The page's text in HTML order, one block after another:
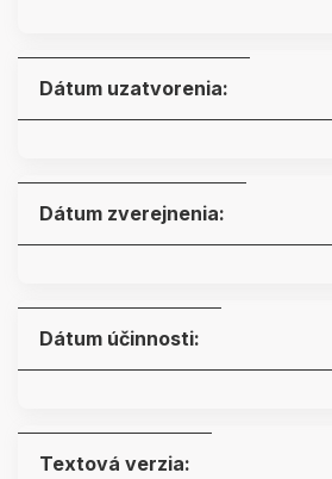
Dátum uzatvorenia:
Dátum zverejnenia:
Dátum účinnosti:
Textová verzia: